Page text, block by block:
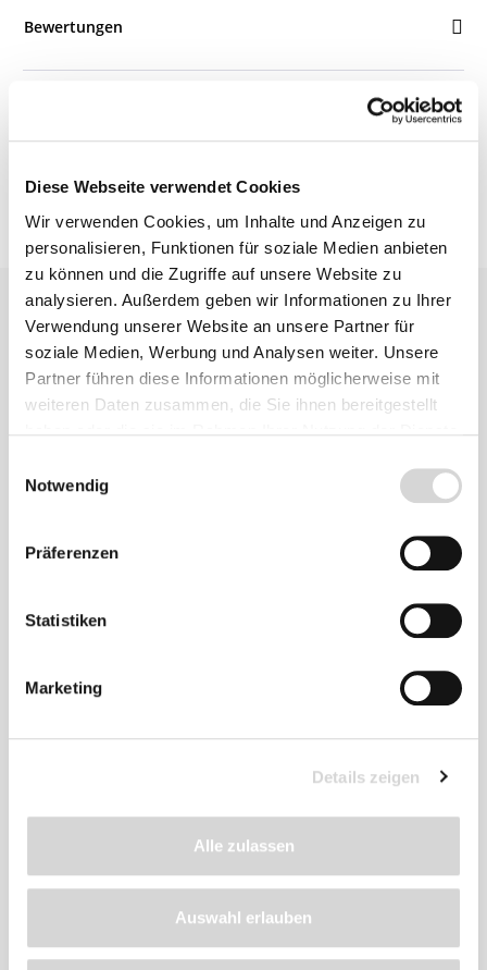
Diese Webseite verwendet Cookies
Wir verwenden Cookies, um Inhalte und Anzeigen zu
personalisieren, Funktionen für soziale Medien anbieten
zu können und die Zugriffe auf unsere Website zu
analysieren. Außerdem geben wir Informationen zu Ihrer
Verwendung unserer Website an unsere Partner für
soziale Medien, Werbung und Analysen weiter. Unsere
Partner führen diese Informationen möglicherweise mit
weiteren Daten zusammen, die Sie ihnen bereitgestellt
Notwendig
Präferenzen
Statistiken
Marketing
Details zeigen
Alle zulassen
Auswahl erlauben
Bewertungen
Maße (H x B x T): 33 x 30 x 26 cm
wasserspeiende Skulptur, Bronzeguss,
Handarbeit